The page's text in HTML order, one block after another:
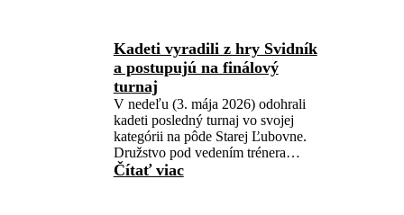
Kadeti vyradili z hry Svidník
a postupujú na finálový
turnaj
V nedeľu (3. mája 2026) odohrali
kadeti posledný turnaj vo svojej
kategórii na pôde Starej Ľubovne.
Družstvo pod vedením trénera…
Čítať viac